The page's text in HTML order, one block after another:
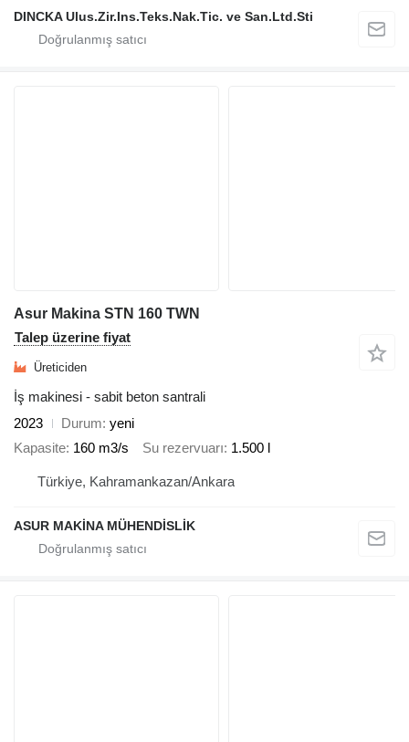
DINCKA Ulus.Zir.Ins.Teks.Nak.Tic. ve San.Ltd.Sti
Asur Makina STN 160 TWN
Talep üzerine fiyat
Üreticiden
İş makinesi - sabit beton santrali
2023
Durum yeni
Kapasite 160 m3/s Su rezervuarı 1.500 l
Türkiye, Kahramankazan/Ankara
ASUR MAKİNA MÜHENDİSLİK